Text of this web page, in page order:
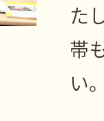
た
帯
い